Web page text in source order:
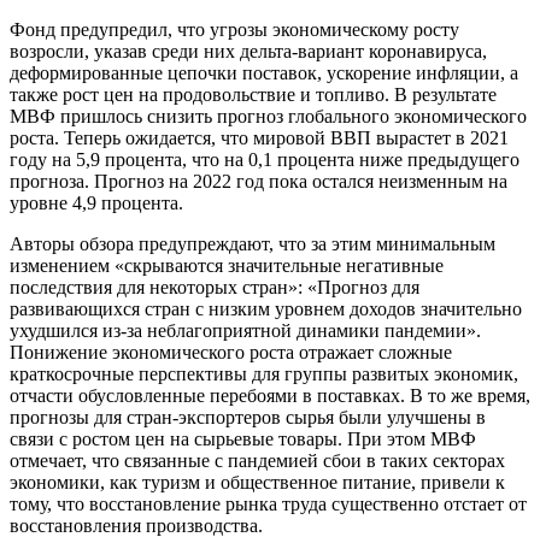
Фонд предупредил, что угрозы экономическому росту
возросли, указав среди них дельта-вариант коронавируса,
деформированные цепочки поставок, ускорение инфляции, а
также рост цен на продовольствие и топливо. В результате
МВФ пришлось снизить прогноз глобального экономического
роста. Теперь ожидается, что мировой ВВП вырастет в 2021
году на 5,9 процента, что на 0,1 процента ниже предыдущего
прогноза. Прогноз на 2022 год пока остался неизменным на
уровне 4,9 процента.
Авторы обзора предупреждают, что за этим минимальным
изменением «скрываются значительные негативные
последствия для некоторых стран»: «Прогноз для
развивающихся стран с низким уровнем доходов значительно
ухудшился из-за неблагоприятной динамики пандемии».
Понижение экономического роста отражает сложные
краткосрочные перспективы для группы развитых экономик,
отчасти обусловленные перебоями в поставках. В то же время,
прогнозы для стран-экспортеров сырья были улучшены в
связи с ростом цен на сырьевые товары. При этом МВФ
отмечает, что связанные с пандемией сбои в таких секторах
экономики, как туризм и общественное питание, привели к
тому, что восстановление рынка труда существенно отстает от
восстановления производства.